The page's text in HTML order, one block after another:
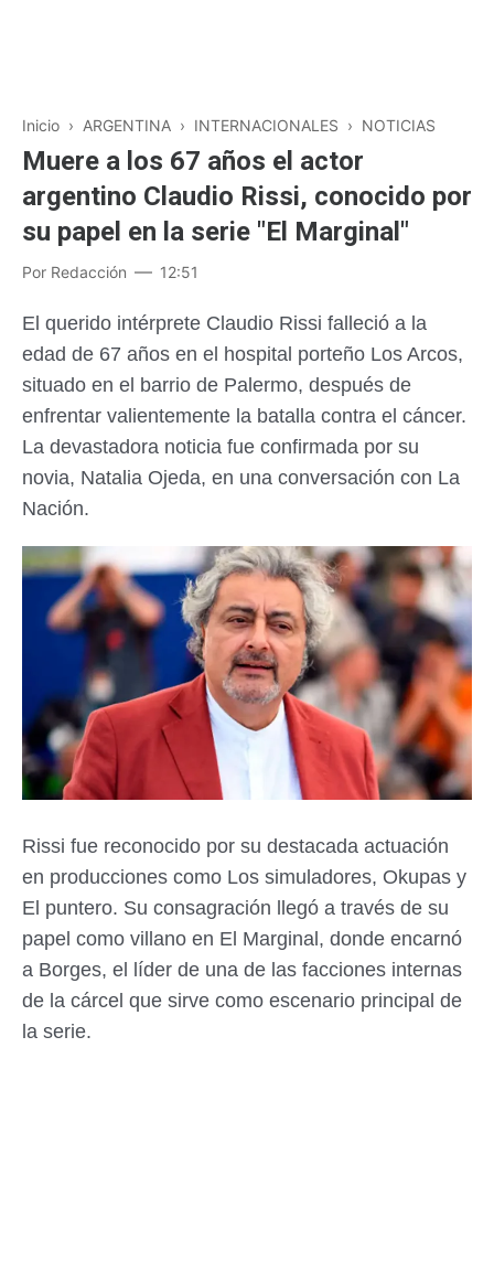
Inicio › ARGENTINA › INTERNACIONALES › NOTICIAS
Muere a los 67 años el actor
argentino Claudio Rissi, conocido por
su papel en la serie "El Marginal"
Por Redacción 12:51
El querido intérprete Claudio Rissi falleció a la
edad de 67 años en el hospital porteño Los Arcos,
situado en el barrio de Palermo, después de
enfrentar valientemente la batalla contra el cáncer.
La devastadora noticia fue confirmada por su
novia, Natalia Ojeda, en una conversación con La
Nación.
Rissi fue reconocido por su destacada actuación
en producciones como Los simuladores, Okupas y
El puntero. Su consagración llegó a través de su
papel como villano en El Marginal, donde encarnó
a Borges, el líder de una de las facciones internas
de la cárcel que sirve como escenario principal de
la serie.